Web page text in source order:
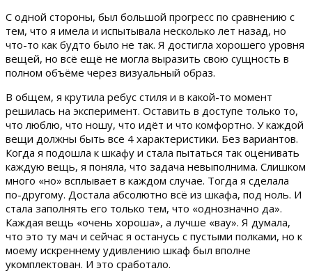
С одной стороны, был большой прогресс по сравнению с
тем, что я имела и испытывала несколько лет назад, но
что-то как будто было не так. Я достигла хорошего уровня
вещей, но всё ещё не могла выразить свою сущность в
полном объёме через визуальный образ.
В общем, я крутила ребус стиля и в какой-то момент
решилась на эксперимент. Оставить в доступе только то,
что люблю, что ношу, что идёт и что комфортно. У каждой
вещи должны быть все 4 характеристики. Без вариантов.
Когда я подошла к шкафу и стала пытаться так оценивать
каждую вещь, я поняла, что задача невыполнима. Слишком
много «но» всплывает в каждом случае. Тогда я сделала
по-другому. Достала абсолютно всё из шкафа, под ноль. И
стала заполнять его только тем, что «однозначно да».
Каждая вещь «очень хороша», а лучше «вау». Я думала,
что это ту мач и сейчас я останусь с пустыми полками, но к
моему искреннему удивлению шкаф был вполне
укомплектован. И это сработало.